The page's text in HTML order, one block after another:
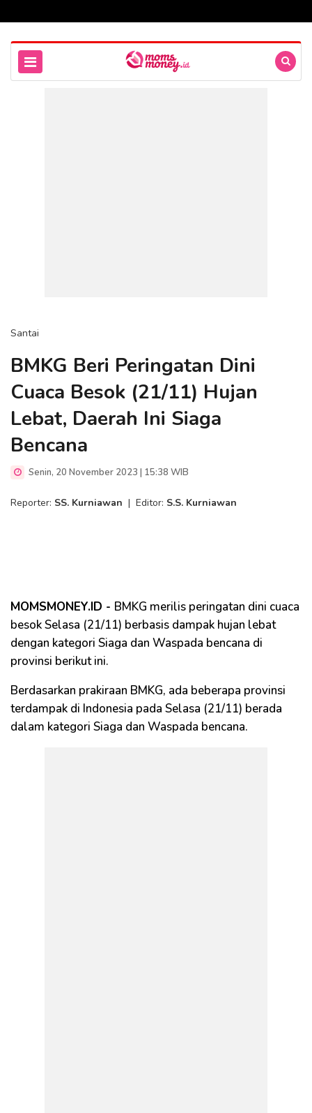
Santai
BMKG Beri Peringatan Dini
Cuaca Besok (21/11) Hujan
Lebat, Daerah Ini Siaga
Bencana
Senin, 20 November 2023 | 15:38 WIB
Reporter: SS. Kurniawan | Editor: S.S. Kurniawan
MOMSMONEY.ID - BMKG merilis peringatan dini cuaca
besok Selasa (21/11) berbasis dampak hujan lebat
dengan kategori Siaga dan Waspada bencana di
provinsi berikut ini.
Berdasarkan prakiraan BMKG, ada beberapa provinsi
terdampak di Indonesia pada Selasa (21/11) berada
dalam kategori Siaga dan Waspada bencana.